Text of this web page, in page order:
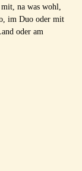
na was wohl,
im Duo oder mit
oder am